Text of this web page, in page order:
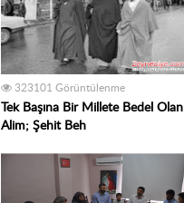
323101 Görüntülenme
Tek Başına Bir Millete Bedel Olan
Alim; Şehit Beh